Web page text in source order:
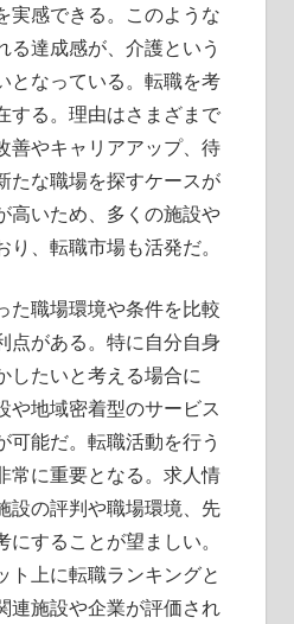
実感できる。このような
る達成感が、介護という
となっている。転職を考
する。理由はさまざまで
善やキャリアアップ、待
たな職場を探すケースが
高いため、多くの施設や
、転職市場も活発だ。
た職場環境や条件を比較
点がある。特に自分自身
したいと考える場合に
や地域密着型のサービス
可能だ。転職活動を行う
常に重要となる。求人情
設の評判や職場環境、先
することが望ましい。
ト上に転職ランキングと
連施設や企業が評価され